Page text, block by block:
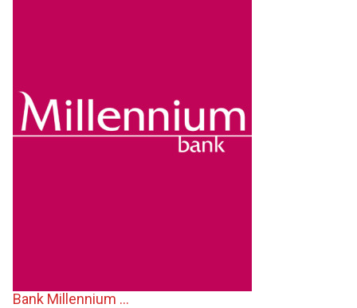
Bank Millennium ...